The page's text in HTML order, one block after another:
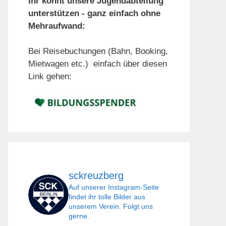
unterstützen - ganz einfach ohne
Mehraufwand:
Bei Reisebuchungen (Bahn, Booking,
Mietwagen etc.) einfach über diesen
Link gehen:
sckreuzberg
Auf unserer Instagram-Seite
findet ihr tolle Bilder aus
unserem Verein. Folgt uns
gerne.